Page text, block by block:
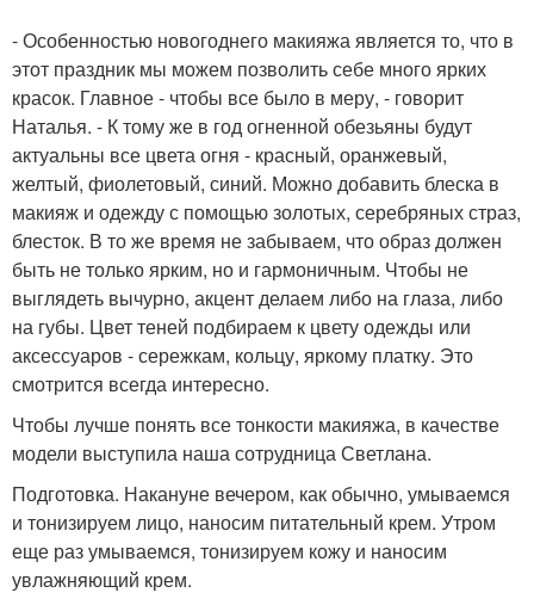
- Особенностью новогоднего макияжа является то, что в
этот праздник мы можем позволить себе много ярких
красок. Главное - чтобы все было в меру, - говорит
Наталья. - К тому же в год огненной обезьяны будут
актуальны все цвета огня - красный, оранжевый,
желтый, фиолетовый, синий. Можно добавить блеска в
макияж и одежду с помощью золотых, серебряных страз,
блесток. В то же время не забываем, что образ должен
быть не только ярким, но и гармоничным. Чтобы не
выглядеть вычурно, акцент делаем либо на глаза, либо
на губы. Цвет теней подбираем к цвету одежды или
аксессуаров - сережкам, кольцу, яркому платку. Это
смотрится всегда интересно.
Чтобы лучше понять все тонкости макияжа, в качестве
модели выступила наша сотрудница Светлана.
Подготовка. Накануне вечером, как обычно, умываемся
и тонизируем лицо, наносим питательный крем. Утром
еще раз умываемся, тонизируем кожу и наносим
увлажняющий крем.